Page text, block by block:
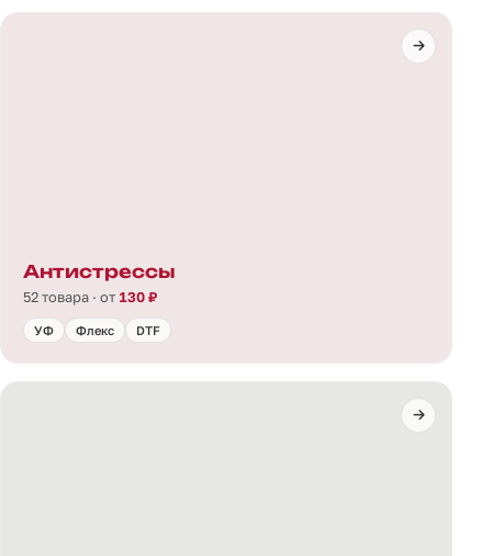
Антистрессы
52 товара · от 130 ₽
УФ Флекс DTF